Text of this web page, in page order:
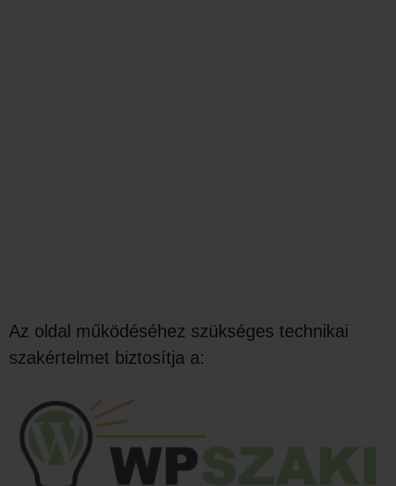
Az oldal működéséhez szükséges technikai
szakértelmet biztosítja a: